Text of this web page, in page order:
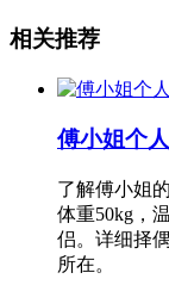
相关推荐
傅小姐个
了解傅小姐
体重50kg，
侣。详细择
所在。